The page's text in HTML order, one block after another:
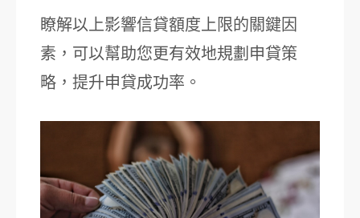
瞭解以上影響信貸額度上限的關鍵因
素，可以幫助您更有效地規劃申貸策
略，提升申貸成功率。